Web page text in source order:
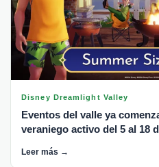
Disney Dreamlight Valley
Eventos del valle ya
veraniego activo del 5 al 18
Leer más →